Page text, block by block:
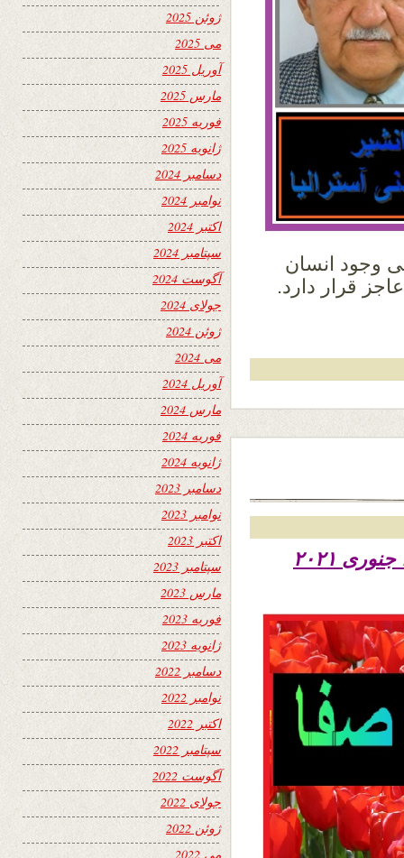
وجود انسان
قرار دارد.
تاریخ نشر پنجشنبه نهم دلو ۱۳۹۹ – ۲۸ جنوری ۲۰۲۱
ژوئن 2025
می 2025
آوریل 2025
مارس 2025
فوریه 2025
ژانویه 2025
دسامبر 2024
نوامبر 2024
اکتبر 2024
سپتامبر 2024
آگوست 2024
جولای 2024
ژوئن 2024
می 2024
آوریل 2024
مارس 2024
فوریه 2024
ژانویه 2024
دسامبر 2023
نوامبر 2023
اکتبر 2023
سپتامبر 2023
مارس 2023
فوریه 2023
ژانویه 2023
دسامبر 2022
نوامبر 2022
اکتبر 2022
سپتامبر 2022
آگوست 2022
جولای 2022
ژوئن 2022
می 2022